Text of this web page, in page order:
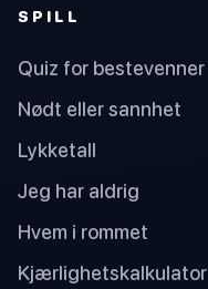
SPILL
Quiz for bestevenner
Nødt eller sannhet
Lykketall
Jeg har aldrig
Hvem i rommet
Kjærlighetskalkulator